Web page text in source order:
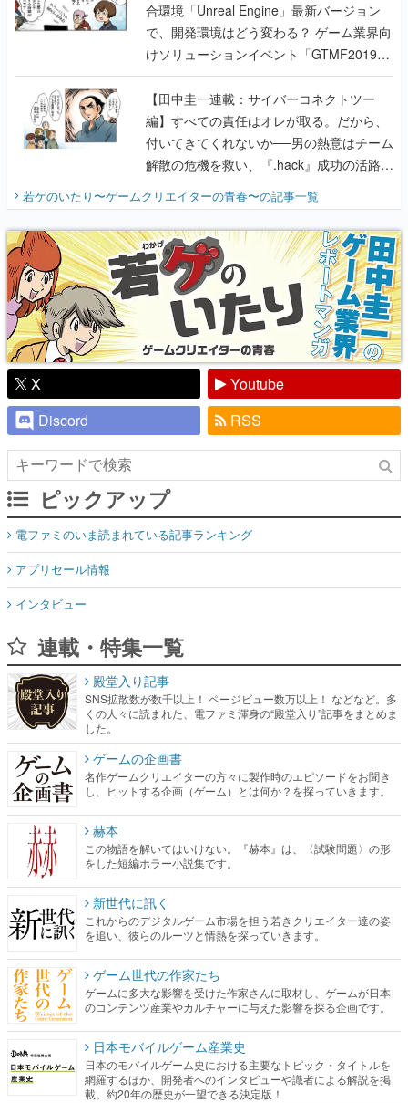
合環境「Unreal Engine」最新バージョン
で、開発環境はどう変わる？ ゲーム業界向
けソリューションイベント「GTMF2019」
に行って、より理解を深めよう【PR】
【田中圭一連載：サイバーコネクトツー
編】すべての責任はオレが取る。だから、
付いてきてくれないか──男の熱意はチーム
解散の危機を救い、『.hack』成功の活路を
開く。業界の快男児・松山 洋に流れる血は
『少年ジャンプ』色だった【若ゲのいた
り】
若ゲのいたり〜ゲームクリエイターの青春〜の記事一覧
X
Youtube
Discord
RSS
ピックアップ
電ファミのいま読まれている記事ランキング
アプリセール情報
インタビュー
連載・特集一覧
殿堂入り記事
SNS拡散数が数千以上！ ページビュー数万以上！ などなど。多
くの人々に読まれた、電ファミ渾身の“殿堂入り”記事をまとめま
した。
ゲームの企画書
名作ゲームクリエイターの方々に製作時のエピソードをお聞き
し、ヒットする企画（ゲーム）とは何か？を探っていきます。
赫本
この物語を解いてはいけない。『赫本』は、〈試験問題〉の形
をした短編ホラー小説集です。
新世代に訊く
これからのデジタルゲーム市場を担う若きクリエイター達の姿
を追い、彼らのルーツと情熱を探っていきます。
ゲーム世代の作家たち
ゲームに多大な影響を受けた作家さんに取材し、ゲームが日本
のコンテンツ産業やカルチャーに与えた影響を探る企画です。
日本モバイルゲーム産業史
日本のモバイルゲーム史における主要なトピック・タイトルを
網羅するほか、開発者へのインタビューや識者による解説を掲
載。約20年の歴史が一望できる決定版！